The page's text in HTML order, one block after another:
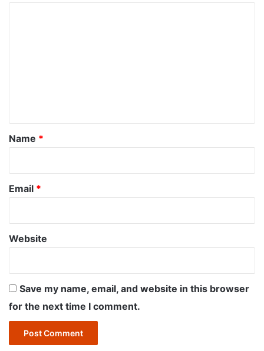
*
Name *
Email *
Website
Save my name, email, and website in this browser
for the next time I comment.